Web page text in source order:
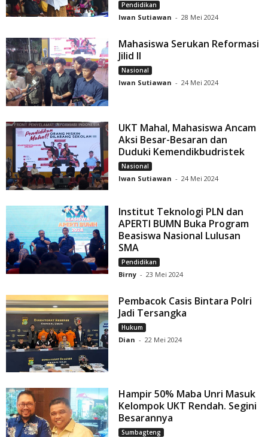
Pendidikan
Iwan Sutiawan - 28 Mei 2024
Mahasiswa Serukan Reformasi
Jilid II
Nasional
Iwan Sutiawan - 24 Mei 2024
UKT Mahal, Mahasiswa Ancam
Aksi Besar-Besaran dan
Duduki Kemendikbudristek
Nasional
Iwan Sutiawan - 24 Mei 2024
Institut Teknologi PLN dan
APERTI BUMN Buka Program
Beasiswa Nasional Lulusan
SMA
Pendidikan
Birny - 23 Mei 2024
Pembacok Casis Bintara Polri
Jadi Tersangka
Hukum
Dian - 22 Mei 2024
Hampir 50% Maba Unri Masuk
Kelompok UKT Rendah. Segini
Besarannya
Sumbagteng